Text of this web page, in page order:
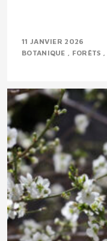
11 JANVIER 2026
BOTANIQUE
FORÊTS